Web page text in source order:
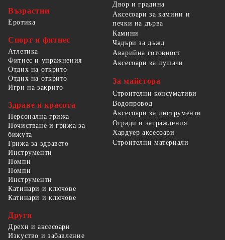
Възрастни
Еротика
Спорт и фитнес
Атлетика
Фитнес и упражнения
Отдих на открито
Отдих на открито
Игри на закрито
Здраве и красота
Персонална грижа
Почистване и грижа за
бижута
Грижа за здравето
Двор и градина
Аксесоари за камини и
печки на дърва
Камини
Чадъри за дъжд
Аварийна готовност
Аксесоари за пушачи
За майстора
Строителни консумативи
Водопровод
Аксесоари за инструменти
Огради и заграждения
Хардуер аксесоари
Строителни материали
Инструменти
Помпи
Помпи
Инструменти
Катинари и ключове
Катинари и ключове
Други
Дрехи и аксесоари
Изкуство и забавление